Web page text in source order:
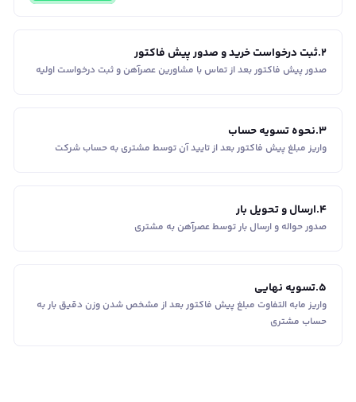
2
.ثبت درخواست خرید و صدور پیش فاکتور
صدور پیش فاکتور بعد از تماس با مشاورین عصر‌آهن و ثبت درخواست اولیه
3
.نحوه تسویه حساب
واریز مبلغ پیش فاکتور بعد از تایید آن توسط مشتری به حساب شرکت
4
.ارسال و تحویل بار
صدور حواله و ارسال بار توسط عصرآهن به مشتری
5
.تسویه نهایی
واریز مابه التفاوت مبلغ پیش فاکتور بعد از مشخص شدن وزن دقیق بار به
حساب مشتری